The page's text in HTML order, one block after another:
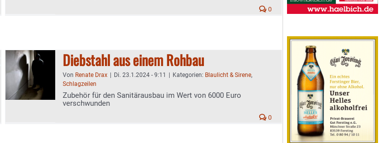
0
Diebstahl aus einem Rohbau
Von Renate Drax Di. 23.1.2024 - 9:11 Kategorien: Blaulicht & Sirene,
Schlagzeilen
Zubehör für den Sanitärausbau im Wert von 6000 Euro
verschwunden
0